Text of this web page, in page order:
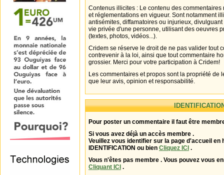
Contenus illicites : Le contenu des
et réglementations en vigueur. Sont notamment
antisémites, diffamatoires ou injurieux,
vie privée d'une personne, utilisant des oeuvres
(textes, photos, vidéos...).
Cridem se réserve le droit de ne pas valider tout
contrevenir à la loi, ainsi que tout commentaire
grossier. Merci pour votre participation à Cridem!
Les commentaires et propos sont la propriété de
que leur avis, opinion et responsabilité.
Pour poster un commentaire il faut être
Si vous avez déjà un accès membre .
Veuillez vous identifier sur la page d'accueil en
IDENTIFICATION ou bien Cliquez ICI .
Vous n'êtes pas membre . Vous pouvez vous
Cliquant ICI .